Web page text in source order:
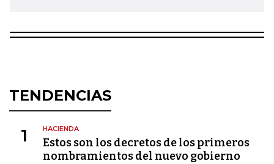
TENDENCIAS
1 HACIENDA
Estos son los decretos de los primeros
nombramientos del nuevo gobierno